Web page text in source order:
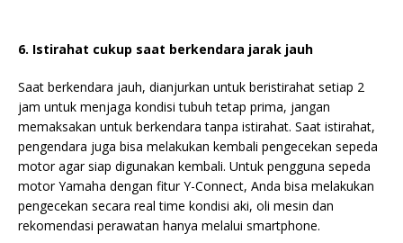
6. Istirahat cukup saat berkendara jarak jauh
Saat berkendara jauh, dianjurkan untuk beristirahat setiap 2
jam untuk menjaga kondisi tubuh tetap prima, jangan
memaksakan untuk berkendara tanpa istirahat. Saat istirahat,
pengendara juga bisa melakukan kembali pengecekan sepeda
motor agar siap digunakan kembali. Untuk pengguna sepeda
motor Yamaha dengan fitur Y-Connect, Anda bisa melakukan
pengecekan secara real time kondisi aki, oli mesin dan
rekomendasi perawatan hanya melalui smartphone.